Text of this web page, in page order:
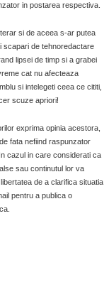
in postarea respectiva.
si de aceea s-ar putea
scapari de tehnoredactare
lipsei de timp si a grabei
cat nu afecteaza
si intelegeti ceea ce cititi,
scuze apriori!
exprima opinia acestora,
fata nefiind raspunzator
cazul in care considerati ca
sau continutul lor va
de a clarifica situatia
pentru a publica o